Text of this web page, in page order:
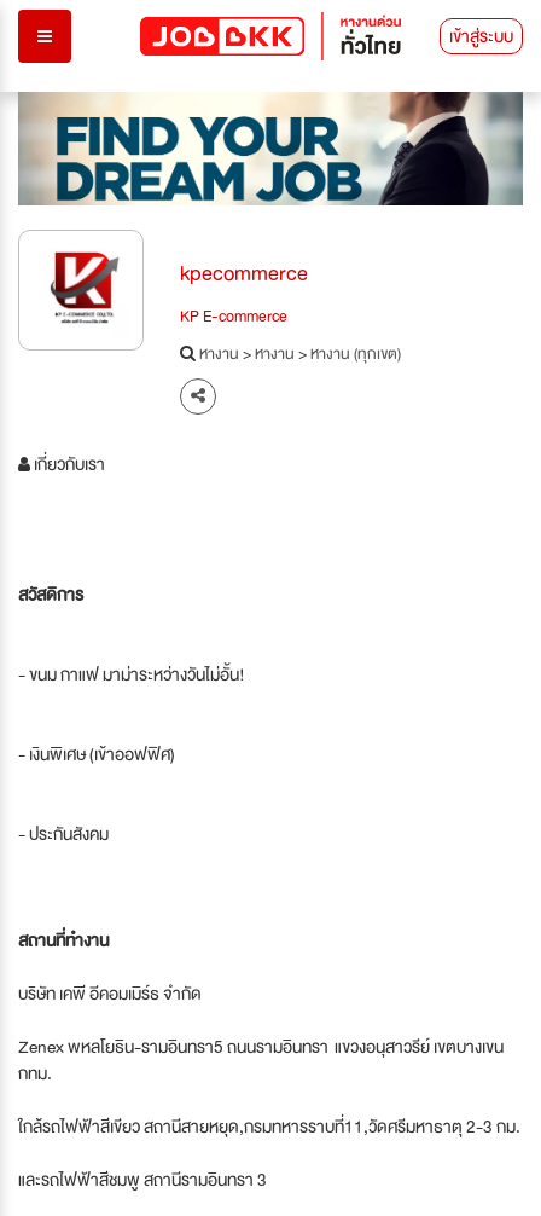
เข้าสู่ระบบ
kpecommerce
KP E-commerce
หางาน>หางาน>หางาน (ทุกเขต)
เกี่ยวกับเรา
สวัสดิการ
- ขนม กาแฟ มาม่าระหว่างวันไม่อั้น!
- เงินพิเศษ (เข้าออฟฟิศ)
- ประกันสังคม
สถานที่ทำงาน
บริษัท เคพี อีคอมเมิร์ธ จำกัด
Zenex พหลโยธิน-รามอินทรา5 ถนนรามอินทรา แขวงอนุสาวรีย์ เขตบางเขน
กทม.
ใกล้รถไฟฟ้าสีเขียว สถานีสายหยุด,กรมทหารราบที่11,วัดศรีมหาธาตุ 2-3 กม.
และรถไฟฟ้าสีชมพู สถานีรามอินทรา 3